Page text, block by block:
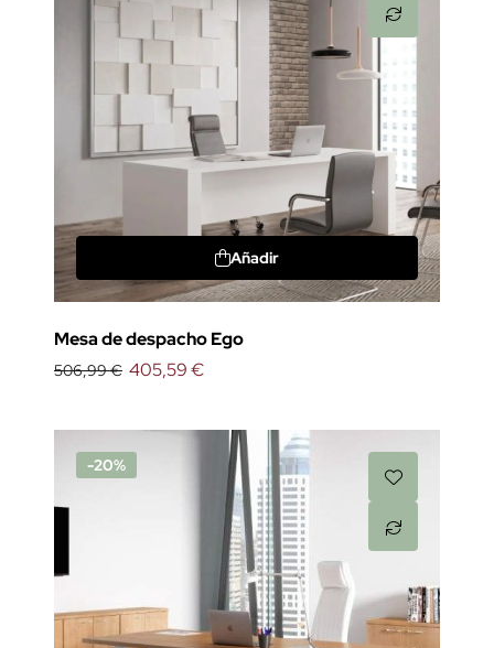
Añadir
Mesa de despacho Ego
506,99 € 405,59 €
-20%